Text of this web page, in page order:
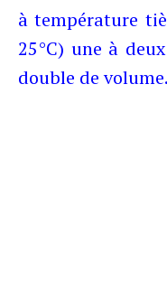
à température
25°C) une à
double de volume.